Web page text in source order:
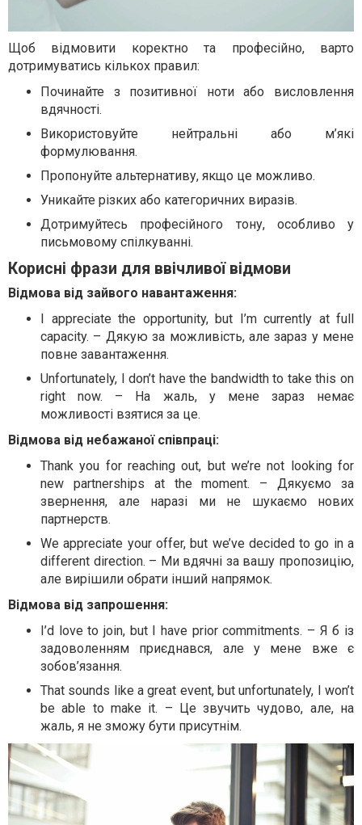
Щоб відмовити коректно та професійно, варто
дотримуватись кількох правил:
Починайте з позитивної ноти або висловлення
вдячності.
Використовуйте нейтральні або м’які
формулювання.
Пропонуйте альтернативу, якщо це можливо.
Уникайте різких або категоричних виразів.
Дотримуйтесь професійного тону, особливо у
письмовому спілкуванні.
Корисні фрази для ввічливої відмови
Відмова від зайвого навантаження:
I appreciate the opportunity, but I’m currently at full
capacity. – Дякую за можливість, але зараз у мене
повне завантаження.
Unfortunately, I don’t have the bandwidth to take this on
right now. – На жаль, у мене зараз немає
можливості взятися за це.
Відмова від небажаної співпраці:
Thank you for reaching out, but we’re not looking for
new partnerships at the moment. – Дякуємо за
звернення, але наразі ми не шукаємо нових
партнерств.
We appreciate your offer, but we’ve decided to go in a
different direction. – Ми вдячні за вашу пропозицію,
але вирішили обрати інший напрямок.
Відмова від запрошення:
I’d love to join, but I have prior commitments. – Я б із
задоволенням приєднався, але у мене вже є
зобов’язання.
That sounds like a great event, but unfortunately, I won’t
be able to make it. – Це звучить чудово, але, на
жаль, я не зможу бути присутнім.